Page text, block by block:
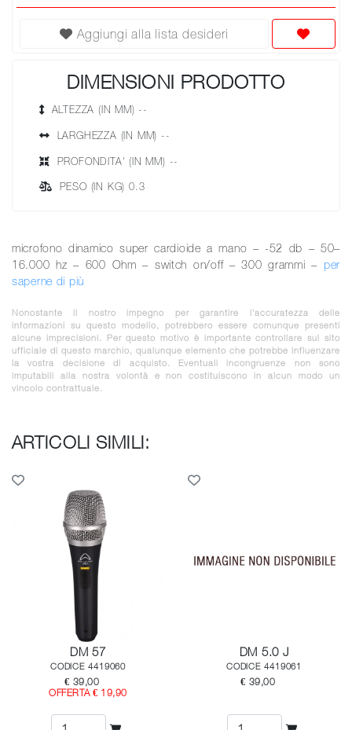
Aggiungi alla lista desideri
DIMENSIONI PRODOTTO
ALTEZZA (IN MM) --
LARGHEZZA (IN MM) --
PROFONDITA' (IN MM) --
PESO (IN KG) 0.3
microfono dinamico super cardioide a mano – -52 db – 50–
16.000 hz – 600 Ohm – switch on/off – 300 grammi – per
saperne di più
Nonostante il nostro impegno per garantire l'accuratezza delle
informazioni su questo modello, potrebbero essere comunque presenti
alcune imprecisioni. Per questo motivo è importante controllare sul sito
ufficiale di questo marchio, qualunque elemento che potrebbe influenzare
la vostra decisione di acquisto. Eventuali incongruenze non sono
imputabili alla nostra volontà e non costituiscono in alcun modo un
vincolo contrattuale.
ARTICOLI SIMILI:
DM 57
CODICE 4419060
€ 39,00
OFFERTA € 19,90
DM 5.0 J
CODICE 4419061
€ 39,00